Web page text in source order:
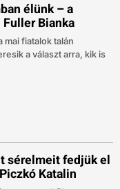
élünk – a
Bianka
mai fiatalok talán
a választ arra, kik is
sérelmeit fedjük el
Katalin